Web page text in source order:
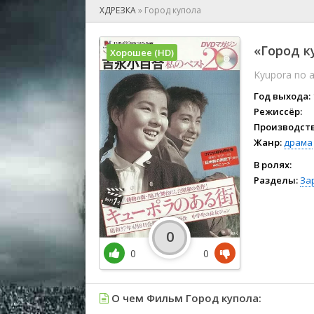
🕺 Мюзикл
👨‍💻
🎤 Ток-
🧙‍♀️
🏅
ХДРЕЗКА» Город купола
«Город
Kyupora no
Год выхода:
Режиссёр:
Жанр:драма
В ролях:
Разделы:
Хорошее (HD)
0
0
0
О чем Фильм Город купола: